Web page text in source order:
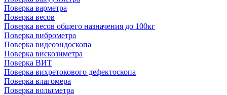
Поверка варметра
Поверка весов
Поверка весов общего назначения до 100кг
Поверка виброметра
Поверка видеоэндоскопа
Поверка вискозиметра
Поверка ВИТ
Поверка вихретокового дефектоскопа
Поверка влагомера
Поверка вольтметра